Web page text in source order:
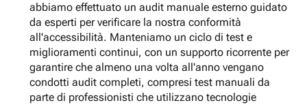
abbiamo effettuato un audit manuale esterno guidato
da esperti per verificare la nostra conformità
all'accessibilità. Manteniamo un ciclo di test e
miglioramenti continui, con un supporto ricorrente per
garantire che almeno una volta all'anno vengano
condotti audit completi, compresi test manuali da
parte di professionisti che utilizzano tecnologie